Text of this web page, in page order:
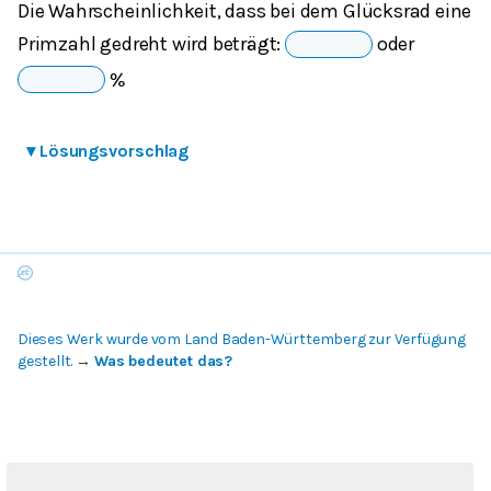
Die Wahrscheinlichkeit, dass bei dem Glücksrad eine
Primzahl gedreht wird beträgt:
oder
%
▾ Lösungsvorschlag
Dieses Werk wurde vom Land Baden-Württemberg zur Verfügung
gestellt. → Was bedeutet das?